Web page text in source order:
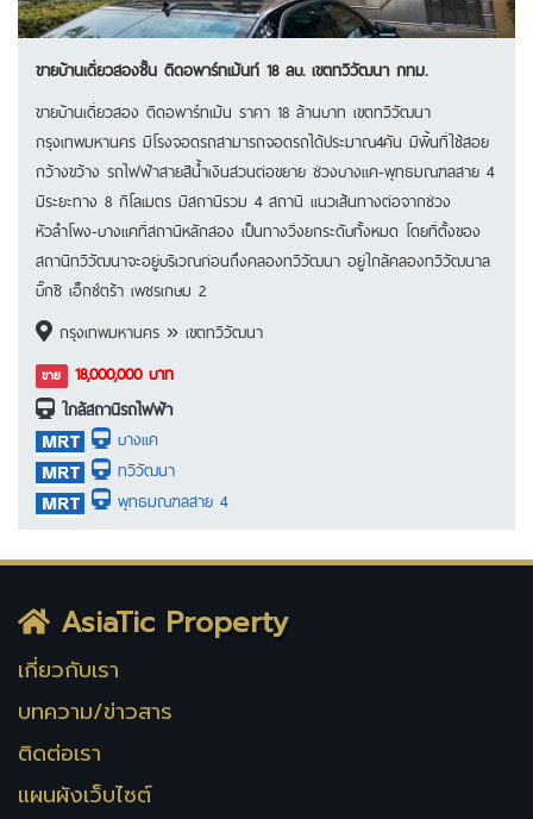
ขายบ้านเดี่ยวสองชั้น ติดอพาร์ทเม้นท์ 18 ลบ. เขตทวีวัฒนา กทม.
ขายบ้านเดี่ยวสอง ติดอพาร์ทเม้น ราคา 18 ล้านบาท เขตทวีวัฒนา
กรุงเทพมหานคร มีโรงจอดรถสามารถจอดรถได้ประมาณ4คัน มีพื้นที่ใช้สอย
กว้างขว้าง รถไฟฟ้าสายสีน้ำเงินส่วนต่อขยาย ช่วงบางแค-พุทธมณฑลสาย 4
มีระยะทาง 8 กิโลเมตร มีสถานีรวม 4 สถานี แนวเส้นทางต่อจากช่วง
หัวลำโพง-บางแคที่สถานีหลักสอง เป็นทางวิ่งยกระดับทั้งหมด โดยที่ตั้งของ
สถานีทวีวัฒนาจะอยู่บริเวณก่อนถึงคลองทวีวัฒนา อยู่ใกล้คลองทวีวัฒนาล
บิ๊กซี เอ็กซ์ตร้า เพชรเกษม 2
กรุงเทพมหานคร » เขตทวีวัฒนา
ขาย
18,000,000 บาท
ใกล้สถานีรถไฟฟ้า
บางแค
ทวีวัฒนา
พุทธมณฑลสาย 4
AsiaTic Property
เกี่ยวกับเรา
บทความ/ข่าวสาร
ติดต่อเรา
แผนผังเว็บไซต์